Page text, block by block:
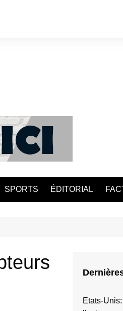
SPORTS ÉDITORIAL
Etats-